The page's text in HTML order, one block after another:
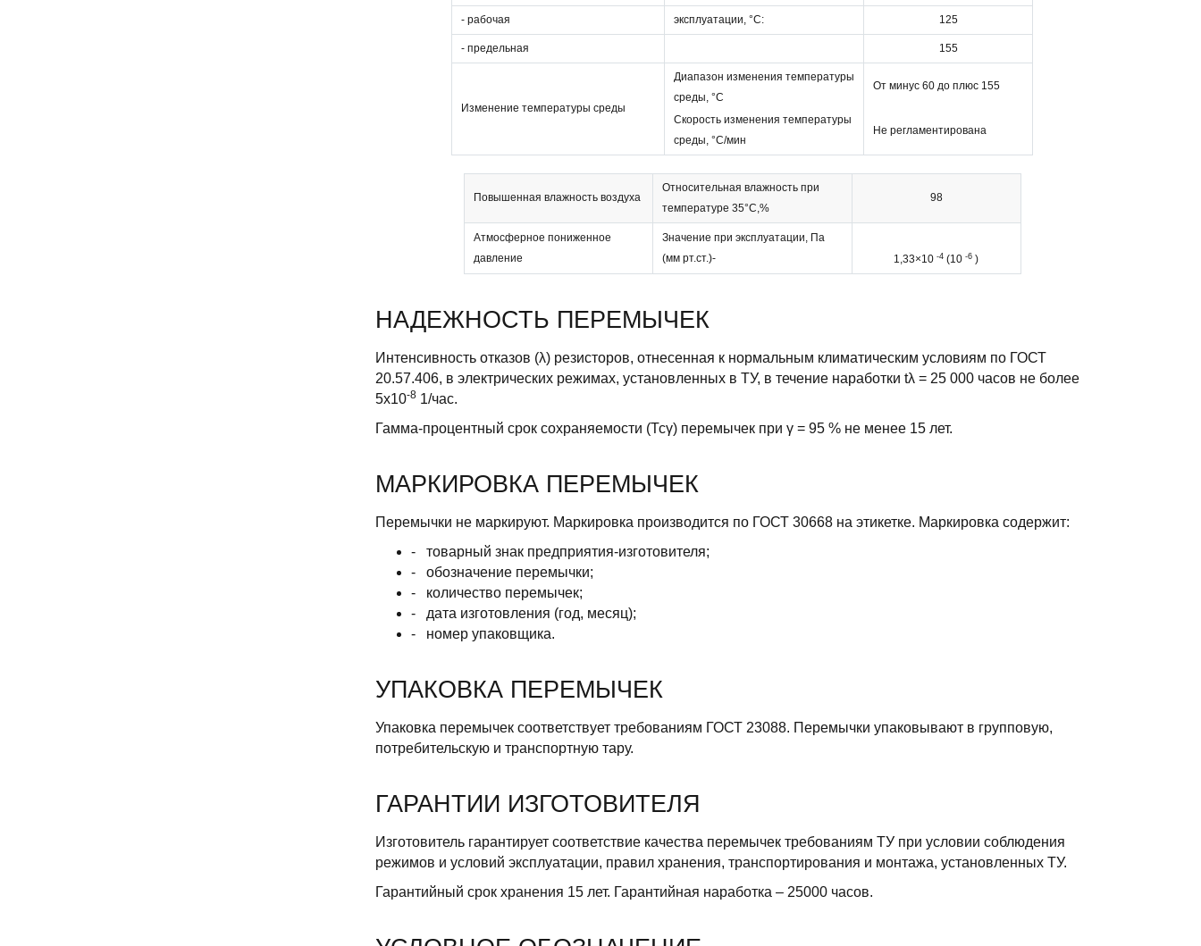
- рабочая эксплуатации, °С: 125
- предельная 155
Изменение температуры среды
Диапазон изменения температуры
среды, °С
Скорость изменения температуры
среды, °С/мин
От минус 60 до плюс 155
Не регламентирована
Повышенная влажность воздуха
Относительная влажность при
температуре 35°С,%
98
Атмосферное пониженное
давление
Значение при эксплуатации, Па
(мм рт.ст.)-
1,33×10 -4 (10 -6 )
НАДЕЖНОСТЬ ПЕРЕМЫЧЕК
Интенсивность отказов (λ) резисторов, отнесенная к нормальным климатическим условиям по ГОСТ
20.57.406, в электрических режимах, установленных в ТУ, в течение наработки tλ = 25 000 часов не более
5х10-81/час.
Гамма-процентный срок сохраняемости (Тсγ) перемычек при γ = 95 % не менее 15 лет.
МАРКИРОВКА ПЕРЕМЫЧЕК
Перемычки не маркируют. Маркировка производится по ГОСТ 30668 на этикетке. Маркировка содержит:
- товарный знак предприятия-изготовителя;
- обозначение перемычки;
- количество перемычек;
- дата изготовления (год, месяц);
- номер упаковщика.
УПАКОВКА ПЕРЕМЫЧЕК
Упаковка перемычек соответствует требованиям ГОСТ 23088. Перемычки упаковывают в групповую,
потребительскую и транспортную тару.
ГАРАНТИИ ИЗГОТОВИТЕЛЯ
Изготовитель гарантирует соответствие качества перемычек требованиям ТУ при условии соблюдения
режимов и условий эксплуатации, правил хранения, транспортирования и монтажа, установленных ТУ.
Гарантийный срок хранения 15 лет. Гарантийная наработка – 25000 часов.